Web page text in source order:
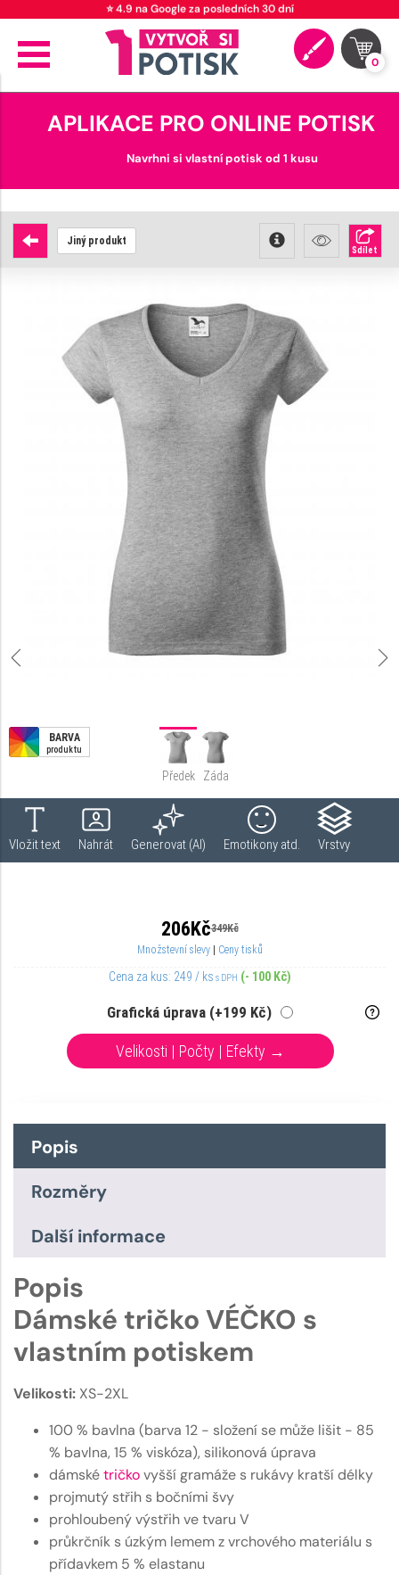
0
APLIKACE PRO ONLINE POTISK
Navrhni si vlastní potisk od 1 kusu
Popis
Rozměry
Další informace
Popis
Dámské tričko VÉČKO s
vlastním potiskem
Velikosti: XS-2XL
100 % bavlna (barva 12 - složení se může lišit - 85
% bavlna, 15 % viskóza), silikonová úprava
dámskétričkovyšší gramáže s rukávy kratší délky
projmutý střih s bočními švy
prohloubený výstřih ve tvaru V
průkrčník s úzkým lemem z vrchového materiálu s
přídavkem 5 % elastanu